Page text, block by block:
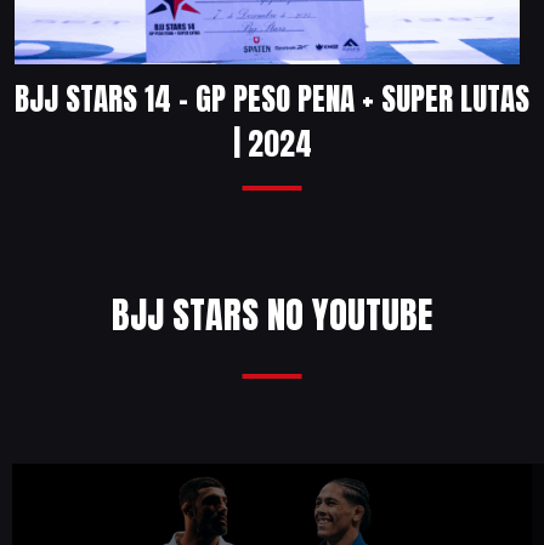
BJJ STARS 14 – GP PESO PENA + SUPER LUTAS
| 2024
BJJ STARS NO YOUTUBE